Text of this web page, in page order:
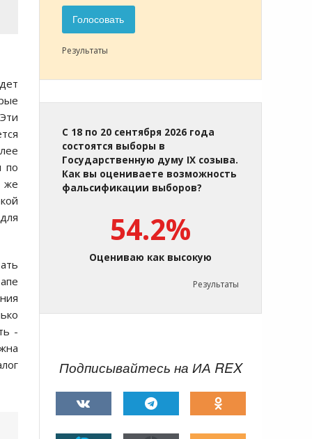
по
же
-
Голосовать
Результаты
С 18 по 20 сентября 2026 года
состоятся выборы в
Государственную думу IX созыва.
Как вы оцениваете возможность
фальсификации выборов?
54.2%
Оцениваю как высокую
Результаты
Подписывайтесь на ИА REX